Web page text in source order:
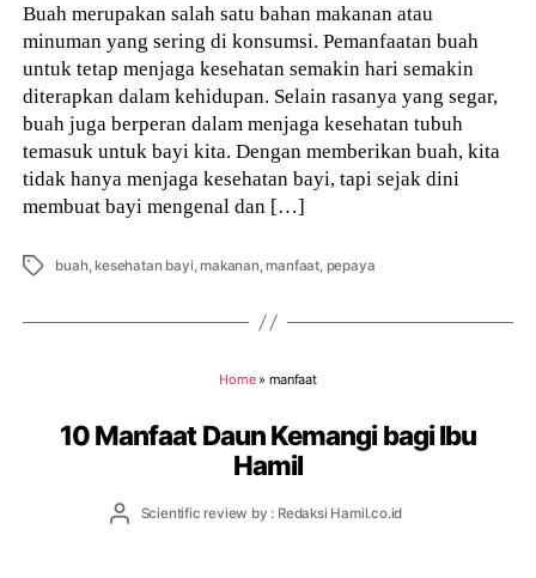
Buah merupakan salah satu bahan makanan atau
minuman yang sering di konsumsi. Pemanfaatan buah
untuk tetap menjaga kesehatan semakin hari semakin
diterapkan dalam kehidupan. Selain rasanya yang segar,
buah juga berperan dalam menjaga kesehatan tubuh
temasuk untuk bayi kita. Dengan memberikan buah, kita
tidak hanya menjaga kesehatan bayi, tapi sejak dini
membuat bayi mengenal dan […]
Tags buah ,kesehatan bayi ,makanan ,manfaat pepaya
Home» manfaat
10 Manfaat Daun Kemangi bagi Ibu
Hamil
PostScientific review by : Redaksi Hamil.co.id